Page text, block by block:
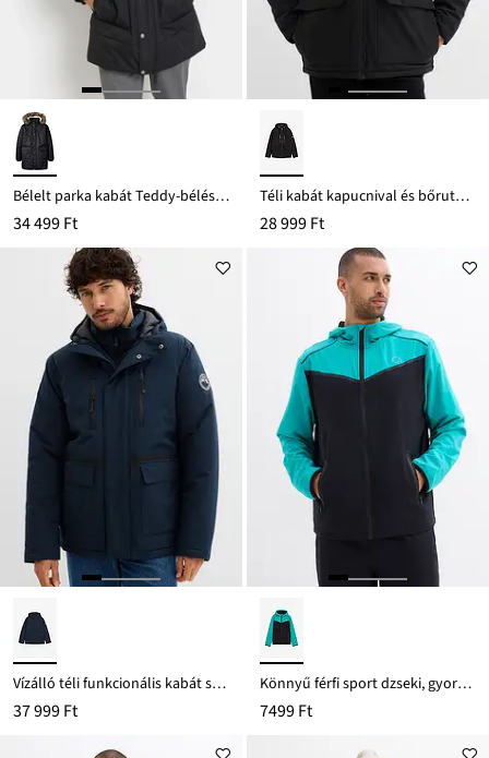
Bélelt parka kabát Teddy-béléssel és levehető kapucnival
34 499 Ft
Téli kabát kapucnival és bőrutánzatból készült részletekkel
28 999 Ft
Vízálló téli funkcionális kabát szélfelfogóval
37 999 Ft
Könnyű férfi sport dzseki, gyorsan száradó
7499 Ft